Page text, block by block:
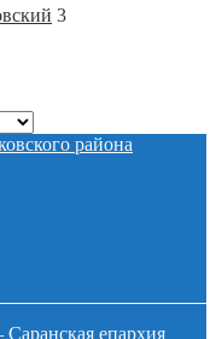
3
района
епархия